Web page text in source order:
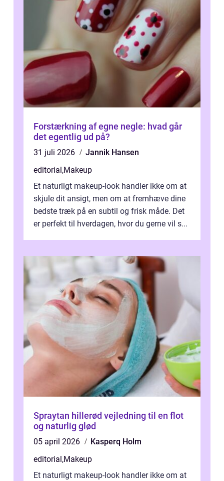
Forstærkning af egne negle: hvad går
det egentlig ud på?
31 juli 2026
Jannik Hansen
editorial ,Makeup
Et naturligt makeup-look handler ikke om at
skjule dit ansigt, men om at fremhæve dine
bedste træk på en subtil og frisk måde. Det
er perfekt til hverdagen, hvor du gerne vil s...
Spraytan hillerød vejledning til en flot
og naturlig glød
05 april 2026
Kasperq Holm
editorial ,Makeup
Et naturligt makeup-look handler ikke om at